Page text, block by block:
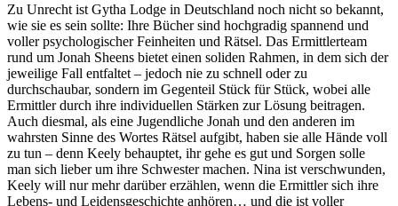
Zu Unrecht ist Gytha Lodge in Deutschland noch nicht so bekannt,
wie sie es sein sollte: Ihre Bücher sind hochgradig spannend und
voller psychologischer Feinheiten und Rätsel. Das Ermittlerteam
rund um Jonah Sheens bietet einen soliden Rahmen, in dem sich der
jeweilige Fall entfaltet – jedoch nie zu schnell oder zu
durchschaubar, sondern im Gegenteil Stück für Stück, wobei alle
Ermittler durch ihre individuellen Stärken zur Lösung beitragen.
Auch diesmal, als eine Jugendliche Jonah und den anderen im
wahrsten Sinne des Wortes Rätsel aufgibt, haben sie alle Hände voll
zu tun – denn Keely behauptet, ihr gehe es gut und Sorgen solle
man sich lieber um ihre Schwester machen. Nina ist verschwunden,
Keely will nur mehr darüber erzählen, wenn die Ermittler sich ihre
Lebens- und Leidensgeschichte anhören… und die ist voller